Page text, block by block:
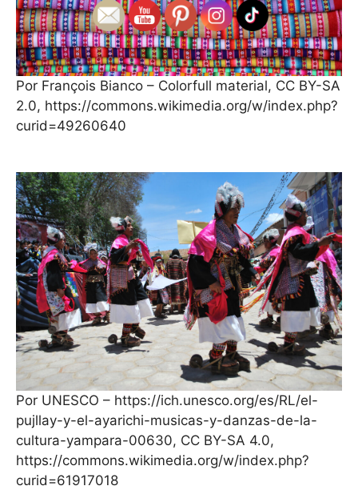
Por François Bianco – Colorfull material, CC BY-SA
2.0, https://commons.wikimedia.org/w/index.php?
curid=49260640
Por UNESCO – https://ich.unesco.org/es/RL/el-
pujllay-y-el-ayarichi-musicas-y-danzas-de-la-
cultura-yampara-00630, CC BY-SA 4.0,
https://commons.wikimedia.org/w/index.php?
curid=61917018